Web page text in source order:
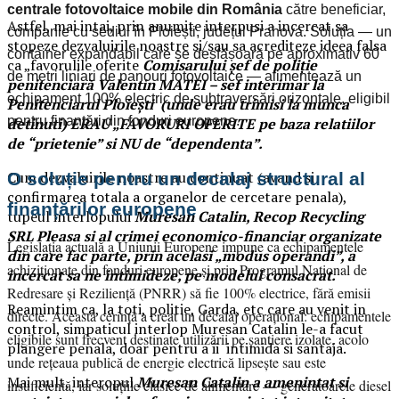
Astfel, mai intai, prin anumite interpusi a incercat sa
stopeze dezvaluirile noastre si/sau sa acrediteze ideea falsa
ca „favorulile oferite Comisarului șef de poliție
penitenciară Valentin MATEI – sef interimar la
Penitenciarul Ploieşti (unde erau trimisi la munca
detinuti) ERAU „FAVORURI OFERITE pe baza relatiilor
de “prietenie” si NU de “dependenta”.
Cum dezvaluirile noastre au continuat (avand si
confirmarea totala a organelor de cercetare penala),
tupeul interlopuluiMuresan Catalin, Recop Recycling
SRL Pleasa si al crimei economico-financiar organizate
din care fac parte, prin acelasi „modus operandi”, a
incercat sa ne intimideze, pe modelul consacrat.
Reamintim ca, la toti, politie, Garda, etc care au venit in
control, simpaticul interlop Muresan Catalin le-a facut
plangere penala, doar pentru a ii intimida si santaja.
Mai mult, interopulMuresan Catalin a amenintat si
centrale fotovoltaice mobile din România către beneficiar,
companie cu sediul în Ploiești, județul Prahova. Soluția — un
container expandabil care se desfășoară pe aproximativ 60
de metri liniari de panouri fotovoltaice — alimentează un
echipament 100% electric de subtraversări orizontale, eligibil
pentru finanțări din fonduri europene.
O soluție pentru un decalaj structural al
finanțărilor europene
Legislația actuală a Uniunii Europene impune ca echipamentele
achiziționate din fonduri europene și prin Programul Național de
Redresare și Reziliență (PNRR) să fie 100% electrice, fără emisii
directe. Această cerință a creat un decalaj operațional: echipamentele
eligibile sunt frecvent destinate utilizării pe șantiere izolate, acolo
unde rețeaua publică de energie electrică lipsește sau este
insuficientă, iar soluțiile clasice de alimentare — generatoarele diesel